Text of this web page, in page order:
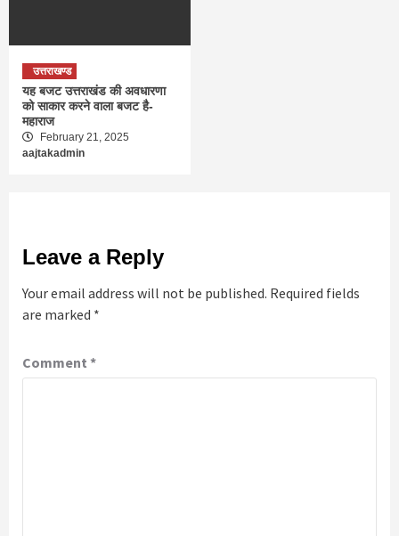
उत्तराखण्ड
यह बजट उत्तराखंड की अवधारणा
को साकार करने वाला बजट है-
महाराज
February 21, 2025
aajtakadmin
Leave a Reply
Your email address will not be published. Required fields
are marked *
Comment *